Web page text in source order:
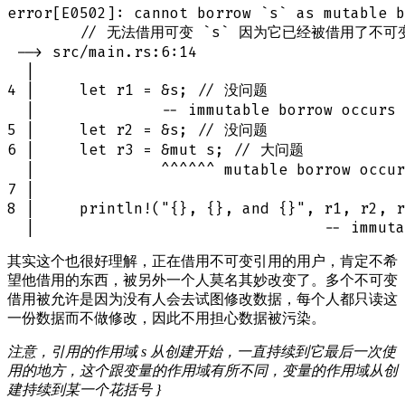
error[E0502]: cannot borrow `s` as mutable
// 无法借用可变 `s` 因为它已经被借用了不可
--> src/main.rs:6:14
4 |     let r1 = &s; // 没问题
|              -- immutable borrow occurs
5 |     let r2 = &s; // 没问题
6 |     let r3 = &mut s; // 大问题
|              ^^^^^^ mutable borrow occurs
7 |
8 |     println!("{}, {}, and {}", r1, r2,
其实这个也很好理解，正在借用不可变引用的用户，肯定不希
望他借用的东西，被另外一个人莫名其妙改变了。多个不可变
借用被允许是因为没有人会去试图修改数据，每个人都只读这
一份数据而不做修改，因此不用担心数据被污染。
注意，引用的作用域 s 从创建开始，一直持续到它最后一次使
用的地方，这个跟变量的作用域有所不同，变量的作用域从创
建持续到某一个花括号 }